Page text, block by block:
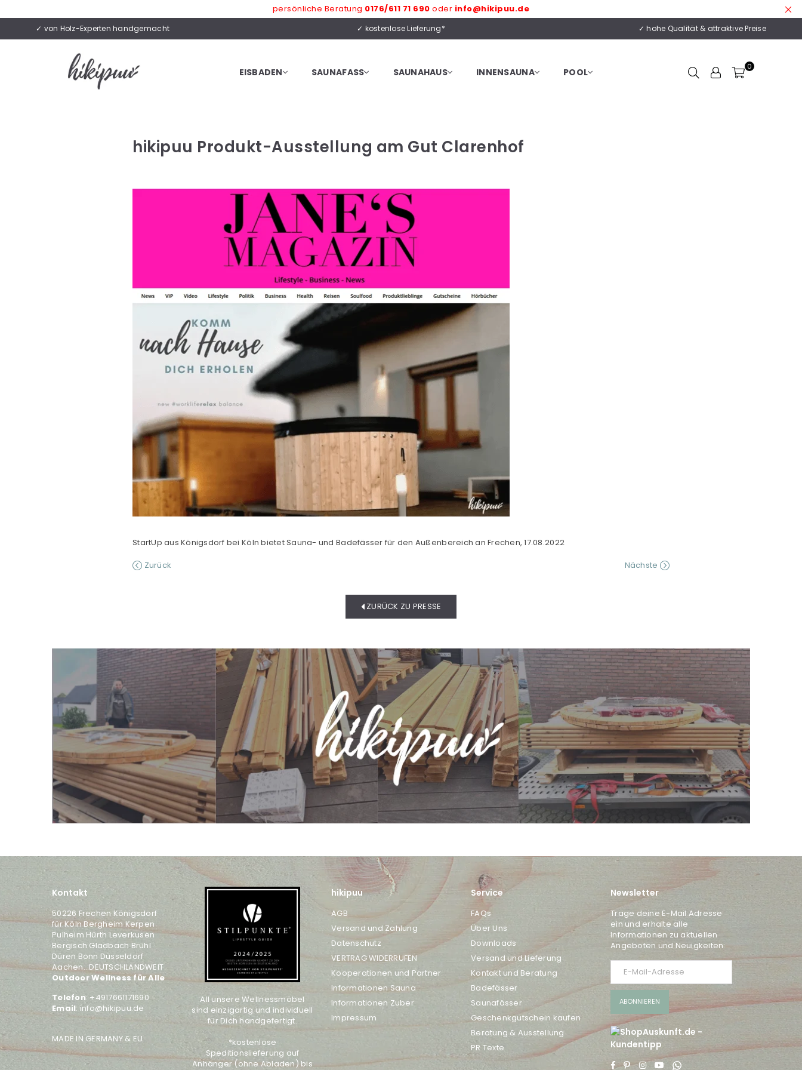
persönliche Beratung 0176/611 71 690 oder info@hikipuu.de
✓ von Holz-Experten handgemacht ✓ kostenlose Lieferung* ✓ hohe Qualität & attraktive Preise
EISBADEN SAUNAFASS SAUNAHAUS INNENSAUNA POOL 0
hikipuu Produkt-Ausstellung am Gut Clarenhof
StartUp aus Königsdorf bei Köln bietet Sauna- und Badefässer für den Außenbereich an Frechen, 17.08.2022
Zurück
Nächste
ZURÜCK ZU PRESSE
Kontakt
50226 Frechen Königsdorf
für Köln Bergheim Kerpen
Pulheim Hürth Leverkusen
Bergisch Gladbach Brühl
Düren Bonn Düsseldorf
Aachen...DEUTSCHLANDWEIT
Outdoor Wellness für Alle
Telefon: +4917661171690
Email: info@hikipuu.de
MADE IN GERMANY & EU
All unsere Wellnessmöbel
sind einzigartig und individuell
für Dich handgefertigt.
*kostenlose
Speditionslieferung auf
Anhänger (ohne Abladen) bis
hikipuu
AGB
Versand und Zahlung
Datenschutz
VERTRAG WIDERRUFEN
Kooperationen und Partner
Informationen Sauna
Informationen Zuber
Impressum
Service
FAQs
Über Uns
Downloads
Versand und Lieferung
Kontakt und Beratung
Badefässer
Saunafässer
Geschenkgutschein kaufen
Beratung & Ausstellung
PR Texte
Newsletter
Trage deine E-Mail Adresse
ein und erhalte alle
Informationen zu aktuellen
Angeboten und Neuigkeiten:
ABONNIEREN
Facebook
PinterestInstagramYouTubeWhatsapp